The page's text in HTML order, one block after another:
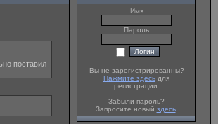
поставил
Имя
Пароль
Вы не зарегистрированны?
Нажмите здесь для
регистрации.
Забыли пароль?
Запросите новый здесь.